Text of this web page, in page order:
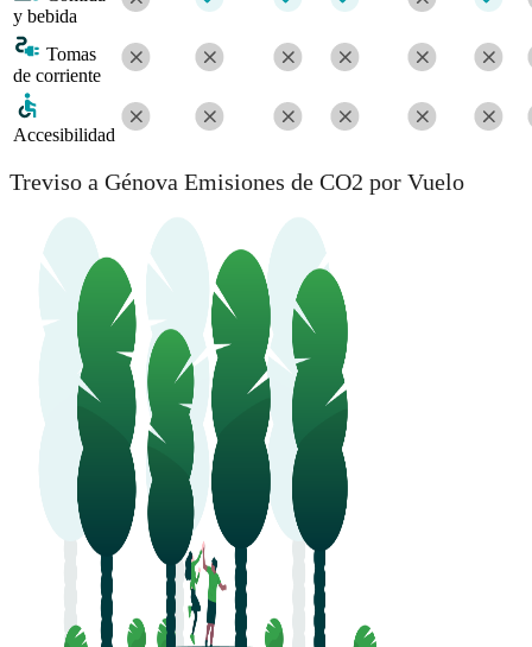
y bebida
Tomas
de corriente
Accesibilidad
Treviso a Génova Emisiones de CO2 por Vuelo